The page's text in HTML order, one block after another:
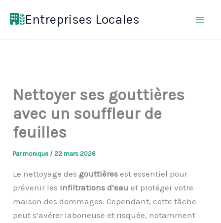
Entreprises Locales
Nettoyer ses gouttières
avec un souffleur de
feuilles
Parmonique /22 mars 2026
Le nettoyage des gouttières est essentiel pour
prévenir les infiltrations d’eau et protéger votre
maison des dommages. Cependant, cette tâche
peut s’avérer laborieuse et risquée, notamment